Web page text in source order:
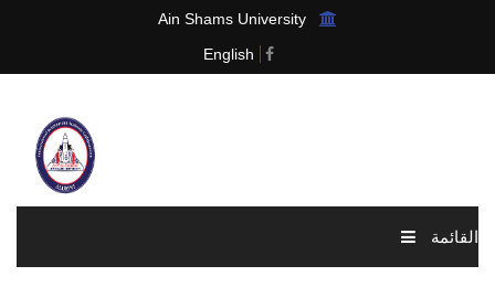
Ain Shams University
English
القائمة